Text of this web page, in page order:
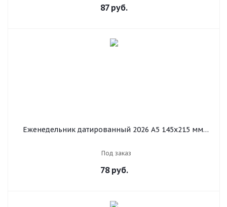
87руб.
Еженедельник датированный 2026 А5 145х215 мм,
117166
Под заказ
78руб.